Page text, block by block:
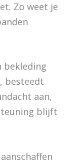
Zo weet je
bekleding
besteedt
aan,
blijft